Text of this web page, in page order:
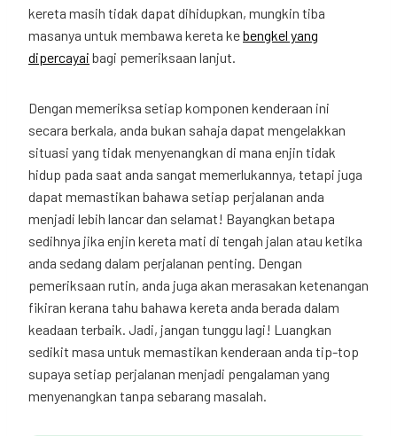
kereta masih tidak dapat dihidupkan, mungkin tiba
masanya untuk membawa kereta kebengkel yang
dipercayai bagi pemeriksaan lanjut.
Dengan memeriksa setiap komponen kenderaan ini
secara berkala, anda bukan sahaja dapat mengelakkan
situasi yang tidak menyenangkan di mana enjin tidak
hidup pada saat anda sangat memerlukannya, tetapi juga
dapat memastikan bahawa setiap perjalanan anda
menjadi lebih lancar dan selamat! Bayangkan betapa
sedihnya jika enjin kereta mati di tengah jalan atau ketika
anda sedang dalam perjalanan penting. Dengan
pemeriksaan rutin, anda juga akan merasakan ketenangan
fikiran kerana tahu bahawa kereta anda berada dalam
keadaan terbaik. Jadi, jangan tunggu lagi! Luangkan
sedikit masa untuk memastikan kenderaan anda tip-top
supaya setiap perjalanan menjadi pengalaman yang
menyenangkan tanpa sebarang masalah.